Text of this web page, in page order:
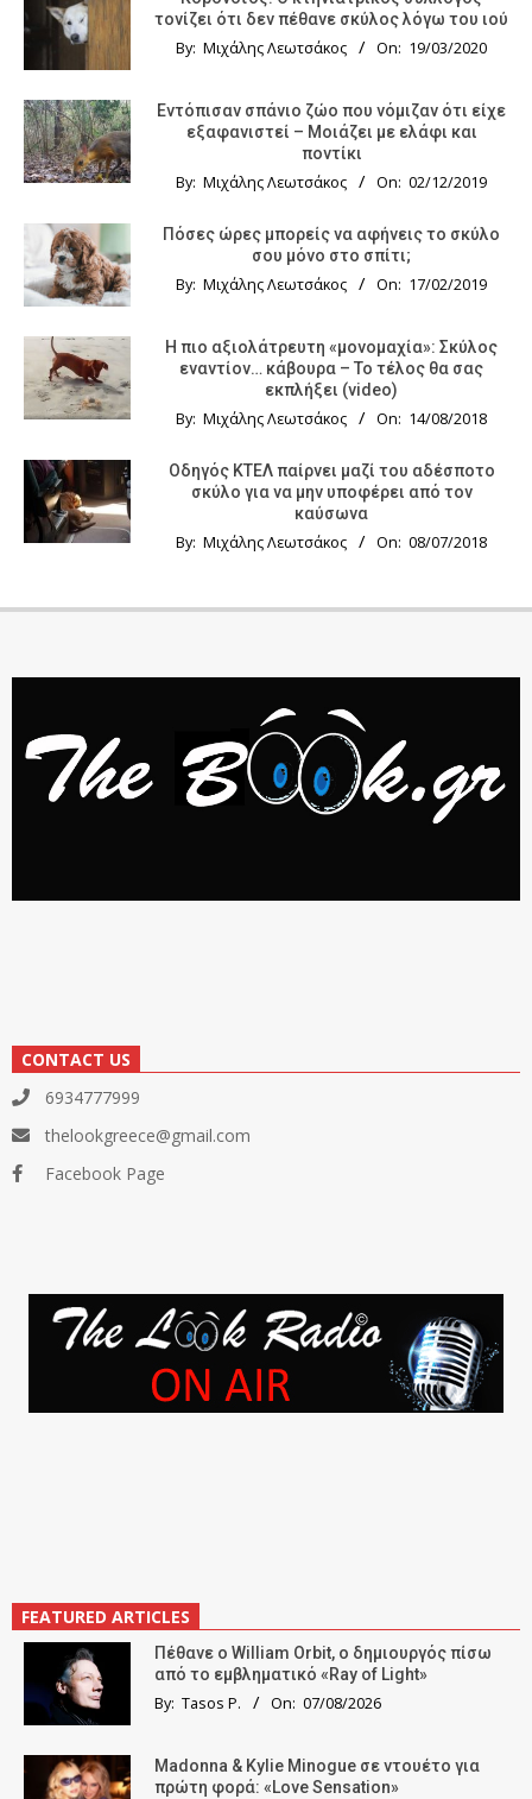
τονίζει ότι δεν πέθανε σκύλος λόγω του ιού
By: Μιχάλης Λεωτσάκος On: 19/03/2020
Εντόπισαν σπάνιο ζώο που νόμιζαν ότι είχε
εξαφανιστεί – Μοιάζει με ελάφι και
ποντίκι
By: Μιχάλης Λεωτσάκος On: 02/12/2019
Πόσες ώρες μπορείς να αφήνεις το σκύλο
σου μόνο στο σπίτι;
By: Μιχάλης Λεωτσάκος On: 17/02/2019
Η πιο αξιολάτρευτη «μονομαχία»: Σκύλος
εναντίον… κάβουρα – Το τέλος θα σας
εκπλήξει (video)
By: Μιχάλης Λεωτσάκος On: 14/08/2018
Οδηγός KTΕΛ παίρνει μαζί του αδέσποτο
σκύλο για να μην υποφέρει από τον
καύσωνα
By: Μιχάλης Λεωτσάκος On: 08/07/2018
CONTACT US
6934777999
thelookgreece@gmail.com
Facebook Page
FEATURED ARTICLES
Πέθανε ο William Orbit, ο δημιουργός πίσω
από το εμβληματικό «Ray of Light»
By: Tasos P. On: 07/08/2026
Madonna & Kylie Minogue σε ντουέτο για
πρώτη φορά: «Love Sensation»